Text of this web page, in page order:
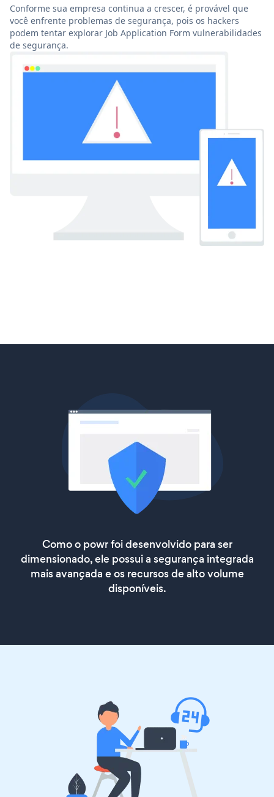
Conforme sua empresa continua a crescer, é provável que
você enfrente problemas de segurança, pois os hackers
podem tentar explorar Job Application Form vulnerabilidades
de segurança.
Como o powr foi desenvolvido para ser
dimensionado, ele possui a segurança integrada
mais avançada e os recursos de alto volume
disponíveis.